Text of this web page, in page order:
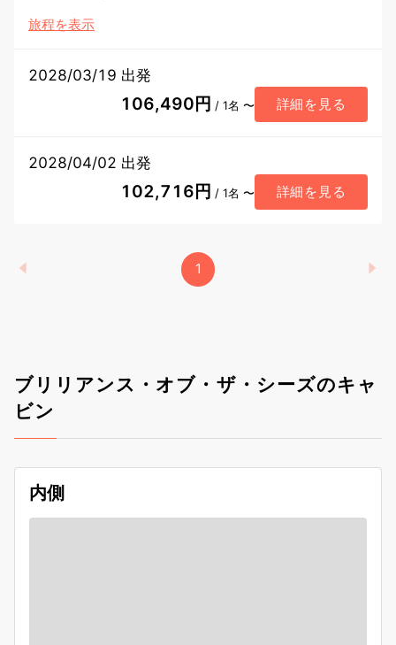
旅程を表示
2028/03/19 出発
106,490円 / 1名 〜 詳細を見る
2028/04/02 出発
102,716円 / 1名 〜 詳細を見る
1
ブリリアンス・オブ・ザ・シーズのキャ
ビン
内側